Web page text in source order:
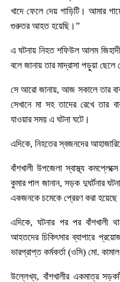
খাদে ফেলে দেয় গাড়িটি। আমার
গুরুতর আহত হয়েছি।”
এ ঘটনায় নিহত শফিউল আলম
বলে জানায় তার মাদ্রাসা পড়ুয়া
সে আরো জানায়, আজ সকালে তার
সেখানে মা সহ তাদের রেখে তার
যাওয়ার সময় এ ঘটনা ঘটে।
এদিকে, নিহতের স্বজনদের
বাঁশখালী উপজেলা স্বাস্থ্য
কুমার পাল জানান, সড়ক দুঘর্টনার
একজনকে চমেকে প্রেরণ করা
এদিকে, ঘটনার পর পর বাঁশখালী
আহতদের চিকিৎসার ব্যাপারে
ভারপ্রাপ্ত কর্মকর্তা (ওসি) মো. কামাল
উল্লেখ্য, বাঁশখালীর একমাত্র